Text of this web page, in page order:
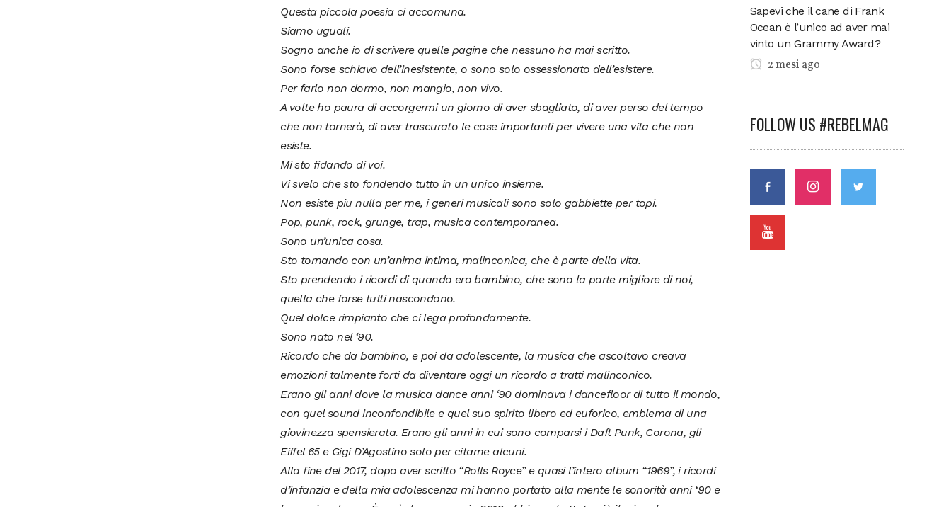
Questa piccola poesia ci accomuna.
Siamo uguali.
Sogno anche io di scrivere quelle pagine che nessuno ha mai scritto.
Sono forse schiavo dell’inesistente, o sono solo ossessionato dell’esistere.
Per farlo non dormo, non mangio, non vivo.
A volte ho paura di accorgermi un giorno di aver sbagliato, di aver perso del tempo
che non tornerà, di aver trascurato le cose importanti per vivere una vita che non
esiste.
Mi sto fidando di voi.
Vi svelo che sto fondendo tutto in un unico insieme.
Non esiste piu nulla per me, i generi musicali sono solo gabbiette per topi.
Pop, punk, rock, grunge, trap, musica contemporanea.
Sono un’unica cosa.
Sto tornando con un’anima intima, malinconica, che è parte della vita.
Sto prendendo i ricordi di quando ero bambino, che sono la parte migliore di noi,
quella che forse tutti nascondono.
Quel dolce rimpianto che ci lega profondamente.
Sono nato nel ‘90.
Ricordo che da bambino, e poi da adolescente, la musica che ascoltavo creava
emozioni talmente forti da diventare oggi un ricordo a tratti malinconico.
Erano gli anni dove la musica dance anni ‘90 dominava i dancefloor di tutto il mondo,
con quel sound inconfondibile e quel suo spirito libero ed euforico, emblema di una
giovinezza spensierata. Erano gli anni in cui sono comparsi i Daft Punk, Corona, gli
Eiffel 65 e Gigi D’Agostino solo per citarne alcuni.
Alla fine del 2017, dopo aver scritto “Rolls Royce” e quasi l’intero album “1969”, i ricordi
d’infanzia e della mia adolescenza mi hanno portato alla mente le sonorità anni ‘90 e
Sapevi che il cane di Frank
Ocean è l’unico ad aver mai
vinto un Grammy Award?
2 mesi ago
FOLLOW US #REBELMAG